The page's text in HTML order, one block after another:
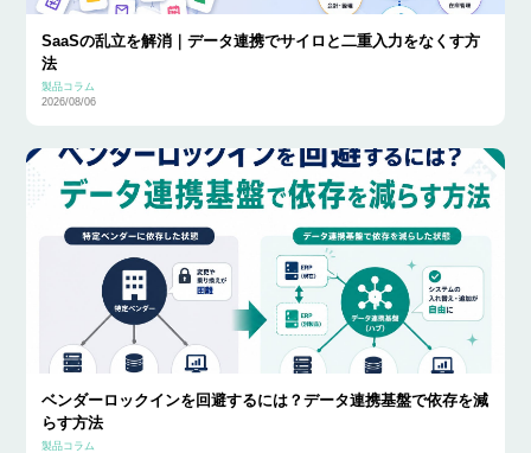
SaaSの乱立を解消｜データ連携でサイロと二重入力をなくす方
法
製品コラム
2026/08/06
ベンダーロックインを回避するには？データ連携基盤で依存を減
らす方法
製品コラム